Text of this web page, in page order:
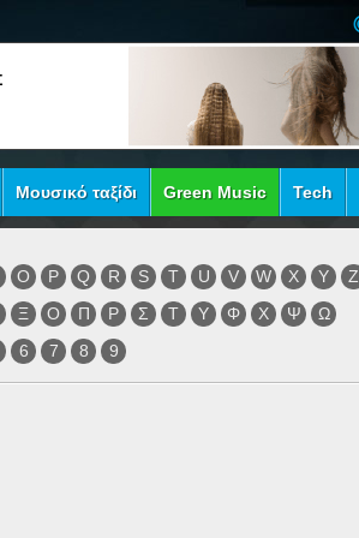
Μουσικό ταξίδι Green Music Tech
O P Q R S T U V W X Y
Z
Ξ Ο Π Ρ Σ Τ Υ Φ Χ Ψ
Ω
6 7 8 9